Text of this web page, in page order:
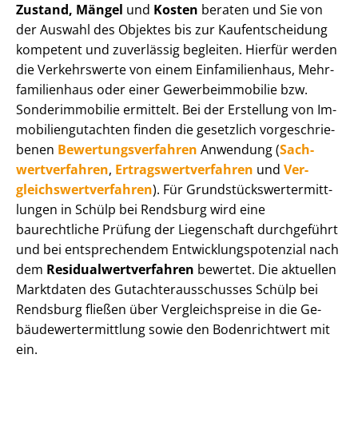
Zustand, Mängel und Kosten beraten und Sie von
der Auswahl des Objektes bis zur Kauf­ent­schei­dung
kompetent und zuverlässig begleiten. Hierfür werden
die Verkehrswerte von einem Einfamilienhaus, Mehr­
fa­mi­li­en­haus oder einer Ge­wer­be­im­mo­bi­lie bzw.
Sonderimmobilie ermittelt. Bei der Erstellung von Im­
mo­bi­li­en­gut­ach­ten finden die gesetzlich vor­ge­schrie­
be­nen Be­wer­tungs­ver­fah­ren Anwendung (Sach­
wert­ver­fah­ren, Er­trags­wert­ver­fah­ren und Ver­
gleichs­wert­ver­fah­ren). Für Grund­stücks­wert­ermitt­
lun­gen in Schülp bei Rendsburg wird eine
baurechtliche Prüfung der Liegenschaft durchgeführt
und bei entsprechendem Ent­wick­lungs­po­ten­zi­al nach
dem Re­si­du­al­wert­ver­fah­ren bewertet. Die aktuellen
Marktdaten des Gut­ach­ter­aus­schus­ses Schülp bei
Rendsburg fließen über Ver­gleichs­prei­se in die Ge­
bäu­de­wert­ermitt­lung sowie den Bodenrichtwert mit
ein.